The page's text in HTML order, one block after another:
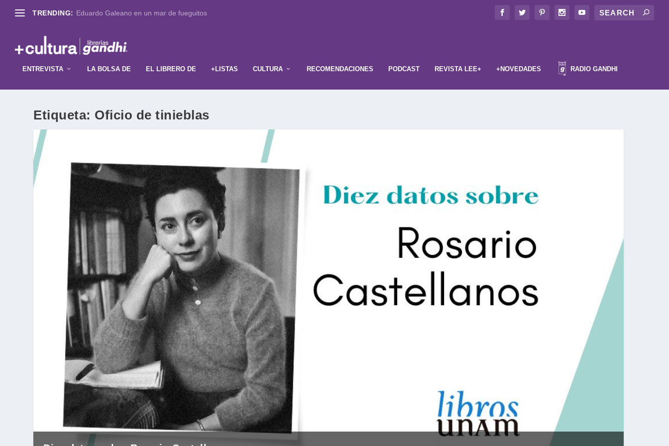
TRENDING: Eduardo Galeano en un mar de fueguitos
ENTREVISTA LA BOLSA DE EL LIBRERO DE +LISTAS CULTURA RECOMENDACIONES PODCAST REVISTA LEE+ +NOVEDADES RADIO GANDHI
Etiqueta: Oficio de tinieblas